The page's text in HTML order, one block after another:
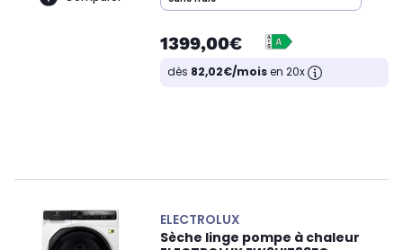
1399,00€
dès 82,02€/moisen 20x
ELECTROLUX
Sèche linge pompe à chaleur